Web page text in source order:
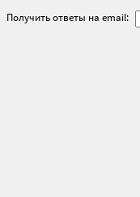
Получить ответы на email: